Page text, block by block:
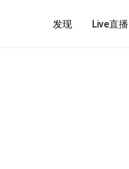
发现 Live直播